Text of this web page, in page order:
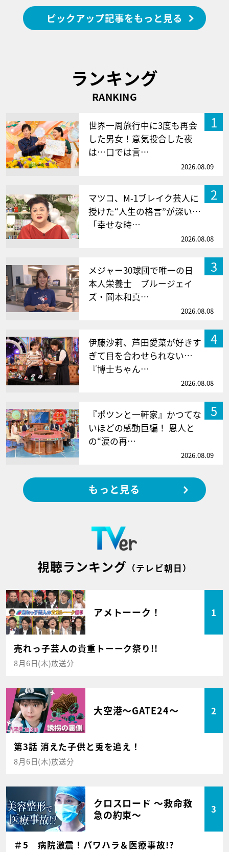
ピックアップ記事をもっと見る
ランキング
RANKING
1
世界一周旅行中に3度も再会
した男女！意気投合した夜
は…口では言…
2026.08.09
2
マツコ、M-1ブレイク芸人に
授けた“人生の格言”が深い…
「幸せな時…
2026.08.08
3
メジャー30球団で唯一の日
本人栄養士 ブルージェイ
ズ・岡本和真…
2026.08.08
4
伊藤沙莉、芦田愛菜が好きす
ぎて目を合わせられない…
『博士ちゃん…
2026.08.08
5
『ポツンと一軒家』かつてな
いほどの感動巨編！ 恩人と
の“涙の再…
2026.08.09
もっと見る
視聴ランキング （テレビ朝日）
アメトーーク！ 1
売れっ子芸人の貴重トーーク祭り!!
8月6日(木)放送分
大空港～GATE24～ 2
第3話 消えた子供と兎を追え！
8月6日(木)放送分
クロスロード ～救命救
急の約束～
3
＃5 病院激震！パワハラ＆医療事故!?